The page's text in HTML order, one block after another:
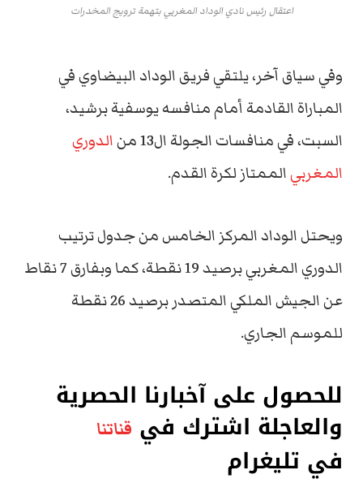
اعتقال رئيس نادي الوداد المغربي بتهمة ترويج المخدرات
وفي سياق آخر، يلتقي فريق الوداد البيضاوي في
المباراة القادمة أمام منافسه يوسفية برشيد،
السبت، في منافسات الجولة ال13 من
الدوري
المغربيالممتاز لكرة القدم.
ويحتل الوداد المركز الخامس من جدول ترتيب
الدوري المغربي برصيد 19 نقطة، كما وبفارق 7 نقاط
عن الجيش الملكي المتصدر برصيد 26 نقطة
للموسم الجاري.
للحصول على آخبارنا الحصرية
والعاجلة اشترك في قناتنا
في تليغرام